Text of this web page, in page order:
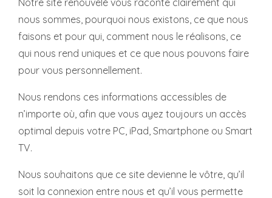
Notre site renouvelé vous raconte clairement qui
nous sommes, pourquoi nous existons, ce que nous
faisons et pour qui, comment nous le réalisons, ce
qui nous rend uniques et ce que nous pouvons faire
pour vous personnellement.
Nous rendons ces informations accessibles de
n’importe où, afin que vous ayez toujours un accès
optimal depuis votre PC, iPad, Smartphone ou Smart
TV.
Nous souhaitons que ce site devienne le vôtre, qu’il
soit la connexion entre nous et qu’il vous permette